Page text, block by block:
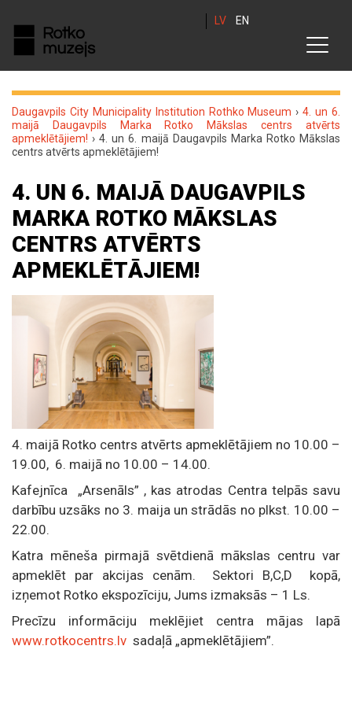
LV EN
Daugavpils City Municipality Institution Rothko Museum ›4. un 6.
maijā Daugavpils Marka Rotko Mākslas centrs atvērts
apmeklētājiem! ›4. un 6. maijā Daugavpils Marka Rotko Mākslas
centrs atvērts apmeklētājiem!
4. UN 6. MAIJĀ DAUGAVPILS
MARKA ROTKO MĀKSLAS
CENTRS ATVĒRTS
APMEKLĒTĀJIEM!
4. maijā Rotko centrs atvērts apmeklētājiem no 10.00 –
19.00, 6. maijā no 10.00 – 14.00.
Kafejnīca „Arsenāls” , kas atrodas Centra telpās savu
darbību uzsāks no 3. maija un strādās no plkst. 10.00 –
22.00.
Katra mēneša pirmajā svētdienā mākslas centru var
apmeklēt par akcijas cenām. Sektori B,C,D kopā,
izņemot Rotko ekspozīciju, Jums izmaksās – 1 Ls.
Precīzu informāciju meklējiet centra mājas lapā
www.rotkocentrs.lv sadaļā „apmeklētājiem”.